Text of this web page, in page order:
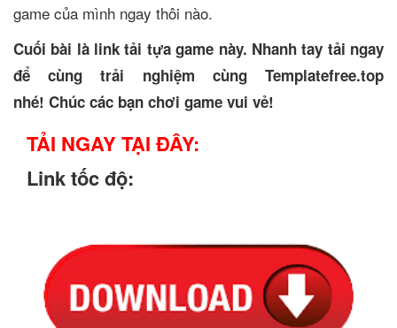
game của mình ngay thôi nào.
Cuối bài là link tải tựa game này. Nhanh tay tải ngay
để cùng trải nghiệm cùng Templatefree.top
nhé! Chúc các bạn chơi game vui vẻ!
TẢI NGAY TẠI ĐÂY:
Link tốc độ: